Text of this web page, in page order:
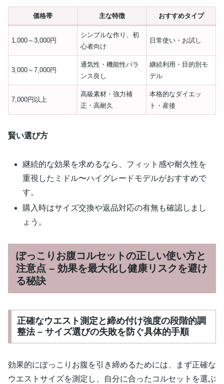
価格帯 主な特徴 おすすめタイプ
1,000～3,000円
シンプルな作り、初
心者向け
日常使い・お試し
3,000～7,000円
通気性・機能性バラ
ンス良し
継続利用・目的別モ
デル
7,000円以上
高級素材・強力補
正・高耐久
本格的なダイエッ
ト・産後
賢い選び方
継続的な効果を求めるなら、フィット感や耐久性を
重視したミドル〜ハイグレードモデルがおすすめで
す。
購入時はサイズ交換や返品対応の有無も確認しまし
ょう。
ぽっこりお腹コルセットの正しい使い方と
注意点 – 効果を最大化し健康リスクを避け
る秘訣
正確なウエスト測定と締め付け強度の段階的調
整法 – サイズ選びの失敗を防ぐ具体的手順
効果的にぽっこりお腹を引き締めるためには、まず正確な
ウエストサイズを測定し、自分に合ったコルセットを選ぶ